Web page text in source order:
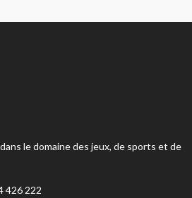
le domaine des jeux, de sports et de
426 222